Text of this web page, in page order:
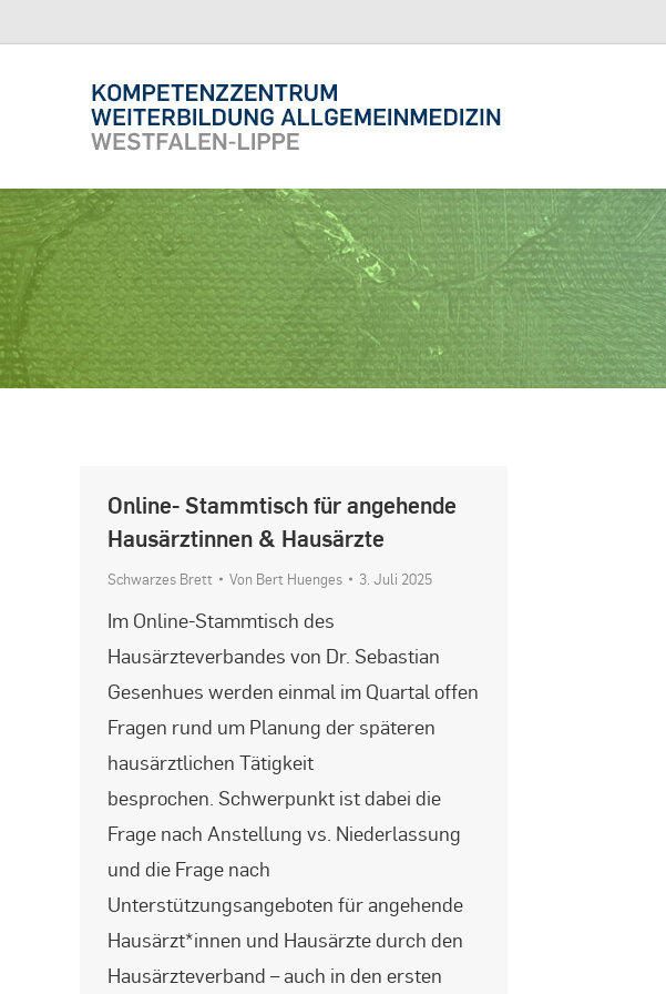
Online- Stammtisch für angehende
Hausärztinnen & Hausärzte
Schwarzes Brett Von Bert Huenges 3. Juli 2025
Im Online-Stammtisch des
Hausärzteverbandes von Dr. Sebastian
Gesenhues werden einmal im Quartal offen
Fragen rund um Planung der späteren
hausärztlichen Tätigkeit
besprochen. Schwerpunkt ist dabei die
Frage nach Anstellung vs. Niederlassung
und die Frage nach
Unterstützungsangeboten für angehende
Hausärzt*innen und Hausärzte durch den
Hausärzteverband – auch in den ersten